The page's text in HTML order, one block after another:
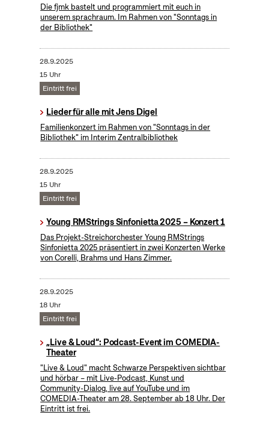
Die fjmk bastelt und programmiert mit euch in
unserem sprachraum. Im Rahmen von "Sonntags in
der Bibliothek"
28.9.2025
15 Uhr
Eintritt frei
Lieder für alle mit Jens Digel
Familienkonzert im Rahmen von "Sonntags in der
Bibliothek" im Interim Zentralbibliothek
28.9.2025
15 Uhr
Eintritt frei
Young RMStrings Sinfonietta 2025 – Konzert 1
Das Projekt-Streichorchester Young RMStrings
Sinfonietta 2025 präsentiert in zwei Konzerten Werke
von Corelli, Brahms und Hans Zimmer.
28.9.2025
18 Uhr
Eintritt frei
„Live & Loud“: Podcast-Event im COMEDIA-
Theater
"Live & Loud" macht Schwarze Perspektiven sichtbar
und hörbar – mit Live-Podcast, Kunst und
Community-Dialog, live auf YouTube und im
COMEDIA-Theater am 28. September ab 18 Uhr. Der
Eintritt ist frei.